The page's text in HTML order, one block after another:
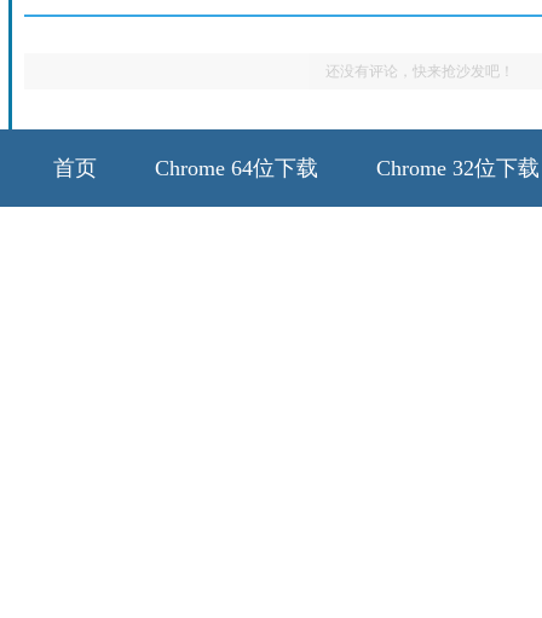
还没有评论，快来抢沙发吧！
首页 Chrome 64位下载 Chrome 32位下载